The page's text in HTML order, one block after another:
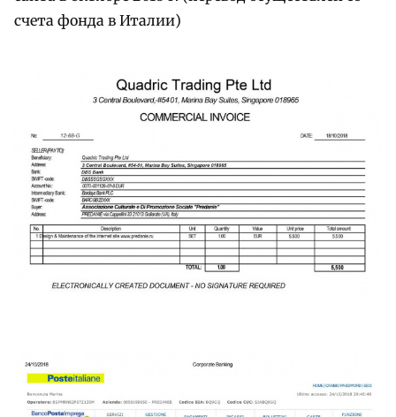
счета фонда в Италии)